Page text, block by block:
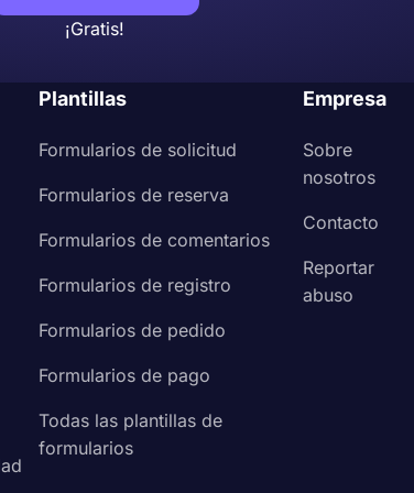
un concurso o es más transparente como
del formulario en forms.app.
¡Gratis!
Plantillas
Formularios de solicitud
Formularios de reserva
Formularios de comentarios
Formularios de registro
Formularios de pedido
Formularios de pago
Todas las plantillas de
formularios
Empresa
Sobre
nosotros
Contacto
Reportar
abuso